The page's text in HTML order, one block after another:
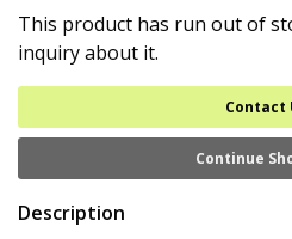
This product has run out of
inquiry about it.
Contact
Continue
Description